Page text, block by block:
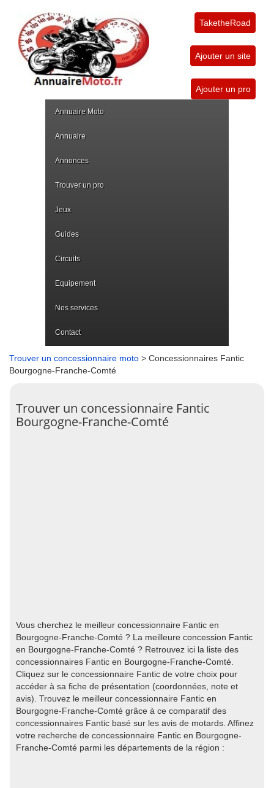
TaketheRoad
Ajouter un site
Ajouter un pro
Annuaire Moto
Annuaire
Annonces
Trouver un pro
Jeux
Guides
Circuits
Equipement
Nos services
Contact
Trouver un concessionnaire moto > Concessionnaires Fantic
Bourgogne-Franche-Comté
Trouver un concessionnaire Fantic
Bourgogne-Franche-Comté
Vous cherchez le meilleur concessionnaire Fantic en
Bourgogne-Franche-Comté ? La meilleure concession Fantic
en Bourgogne-Franche-Comté ? Retrouvez ici la liste des
concessionnaires Fantic en Bourgogne-Franche-Comté.
Cliquez sur le concessionnaire Fantic de votre choix pour
accéder à sa fiche de présentation (coordonnées, note et
avis). Trouvez le meilleur concessionnaire Fantic en
Bourgogne-Franche-Comté grâce à ce comparatif des
concessionnaires Fantic basé sur les avis de motards. Affinez
votre recherche de concessionnaire Fantic en Bourgogne-
Franche-Comté parmi les départements de la région :